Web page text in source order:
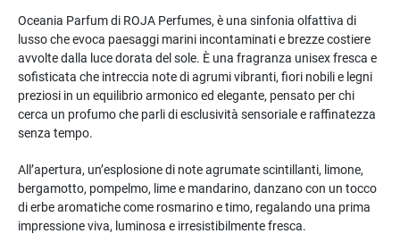
Oceania Parfum di ROJA Perfumes, è una sinfonia olfattiva di
lusso che evoca paesaggi marini incontaminati e brezze costiere
avvolte dalla luce dorata del sole. È una fragranza unisex fresca e
sofisticata che intreccia note di agrumi vibranti, fiori nobili e legni
preziosi in un equilibrio armonico ed elegante, pensato per chi
cerca un profumo che parli di esclusività sensoriale e raffinatezza
senza tempo.
All’apertura, un’esplosione di note agrumate scintillanti, limone,
bergamotto, pompelmo, lime e mandarino, danzano con un tocco
di erbe aromatiche come rosmarino e timo, regalando una prima
impressione viva, luminosa e irresistibilmente fresca.